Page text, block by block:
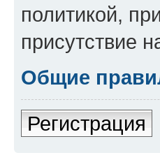
политикой,
присутствие
Общие
Регистрация